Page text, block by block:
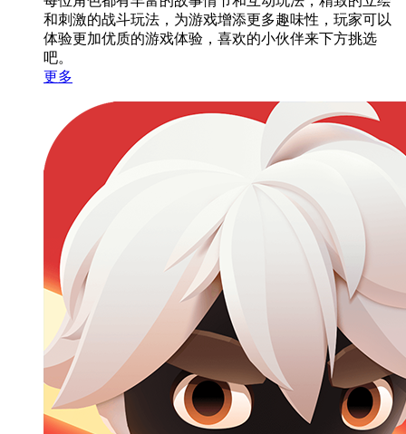
和刺激的战斗玩法，为游戏增添更多趣味性，玩家可以
体验更加优质的游戏体验，喜欢的小伙伴来下方挑选
吧。
更多